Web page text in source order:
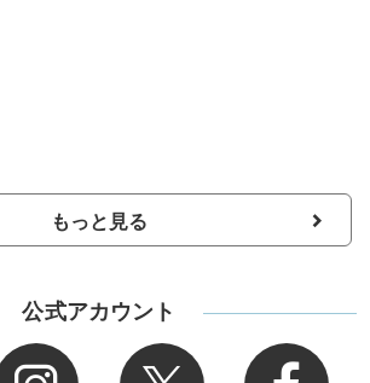
もっと見る
公式アカウント